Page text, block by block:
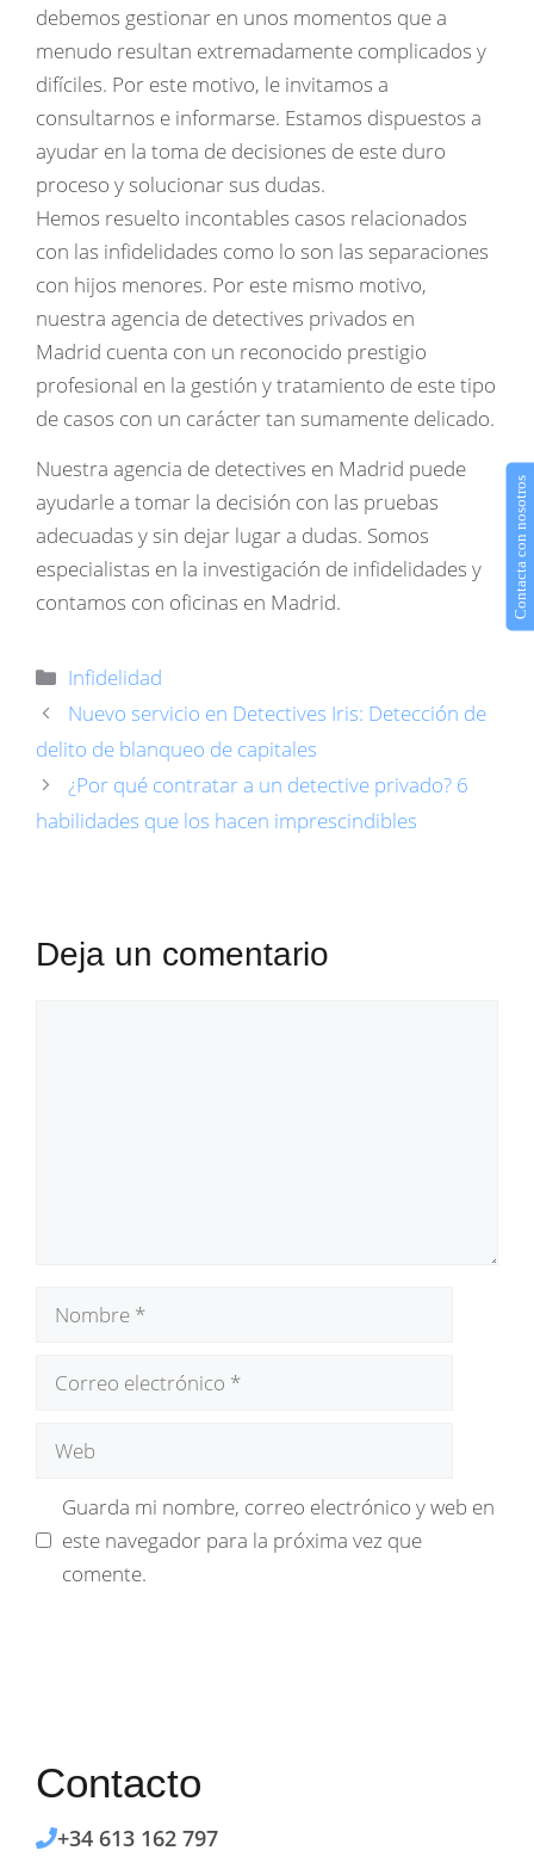
debemos gestionar en unos momentos que a
menudo resultan extremadamente complicados y
difíciles. Por este motivo, le invitamos a
consultarnos e informarse. Estamos dispuestos a
ayudar en la toma de decisiones de este duro
proceso y solucionar sus dudas.
Hemos resuelto incontables casos relacionados
con las infidelidades como lo son las separaciones
con hijos menores. Por este mismo motivo,
nuestra agencia de detectives privados en
Madrid cuenta con un reconocido prestigio
profesional en la gestión y tratamiento de este tipo
de casos con un carácter tan sumamente delicado.
Nuestra agencia de detectives en Madrid puede
ayudarle a tomar la decisión con las pruebas
adecuadas y sin dejar lugar a dudas. Somos
especialistas en la investigación de infidelidades y
contamos con oficinas en Madrid.
Categorías
Infidelidad
Nuevo servicio en Detectives Iris: Detección de
delito de blanqueo de capitales
¿Por qué contratar a un detective privado? 6
habilidades que los hacen imprescindibles
Deja un comentario
Nombre
Correo
Web
Guarda mi nombre, correo electrónico y web en
este navegador para la próxima vez que
comente.
Contacto
+34 613 162 797
Contacta con nosotros